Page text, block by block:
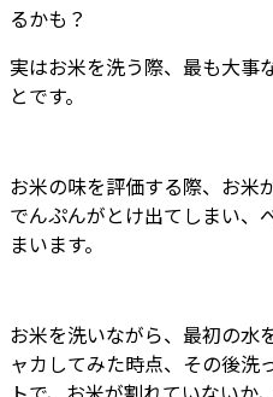
るかも？
実はお米を洗う際、最も大事
とです。
お米の味を評価する際、お米
でんぷんがとけ出てしまい、
まいます。
お米を洗いながら、最初の水
ャカしてみた時点、その後洗